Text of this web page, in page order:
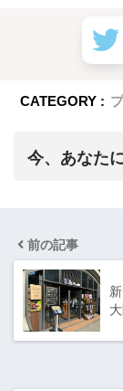
CATEGORY :
今、あなた
前の記事